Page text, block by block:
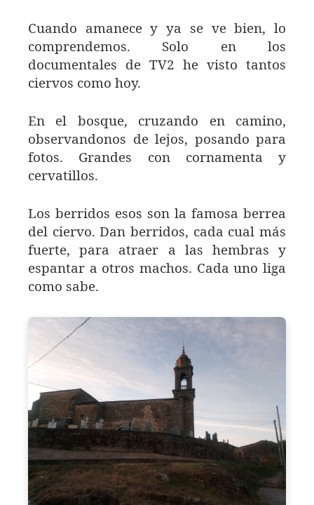
Cuando amanece y ya se ve bien, lo
comprendemos. Solo en los
documentales de TV2 he visto tantos
ciervos como hoy.
En el bosque, cruzando en camino,
observandonos de lejos, posando para
fotos. Grandes con cornamenta y
cervatillos.
Los berridos esos son la famosa berrea
del ciervo. Dan berridos, cada cual más
fuerte, para atraer a las hembras y
espantar a otros machos. Cada uno liga
como sabe.